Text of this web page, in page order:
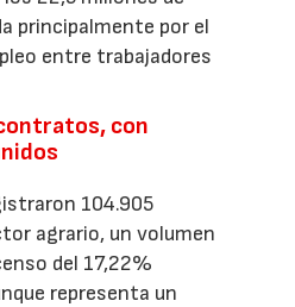
principalmente por el
entre trabajadores
con
104.905
agrario, un volumen
del 17,22%
representa un